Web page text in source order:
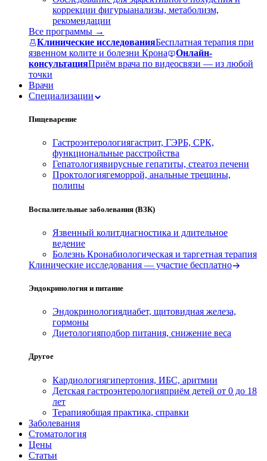
коррекции фигурыанализы, метаболизм,
рекомендации
Все программы →
Клинические исследованияБесплатная терапия при
язвенном колите и болезни Крона
Онлайн-
консультацияПриём врача по видеосвязи — из любой
точки
Врачи
Специализации
Пищеварение
Гастроэнтерологиягастрит, ГЭРБ, СРК,
функциональные расстройства
Гепатологиявирусные гепатиты, стеатоз печени
Проктологиягеморрой, анальные трещины,
полипы
Воспалительные заболевания (ВЗК)
Язвенный колитдиагностика и длительное
ведение
Болезнь Кронабиологическая и таргетная терапия
Клинические исследования — участие бесплатно
Эндокринология и питание
Эндокринологиядиабет, щитовидная железа,
гормоны
Диетологияподбор питания, снижение веса
Другое
Кардиологиягипертония, ИБС, аритмии
Детская гастроэнтерологияприём детей от 0 до 18
лет
Терапияобщая практика, справки
Заболевания
Стоматология
Цены
Статьи